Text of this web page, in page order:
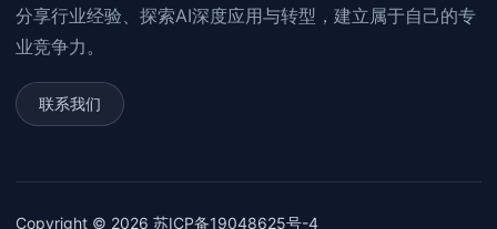
分享行业经验、探索AI深度应用与转型，建立属于自己的专
业竞争力。
联系我们
Copyright © 2026 苏ICP备19048625号-4